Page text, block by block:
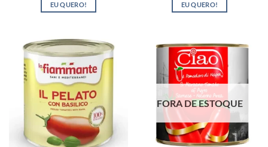
EU QUERO! EU QUERO!
FORA DE ESTOQUE